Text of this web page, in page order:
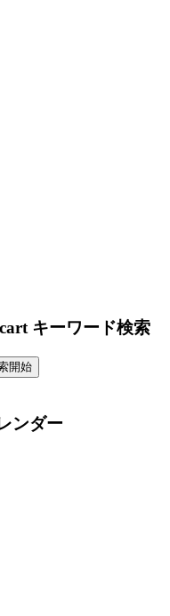
キーワード検索
ンダー